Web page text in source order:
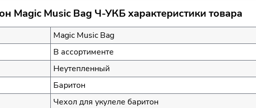
Magic Music Bag Ч-УКБ характеристики товара
Magic Music Bag
В ассортименте
Неутепленный
Баритон
Чехол для укулеле баритон